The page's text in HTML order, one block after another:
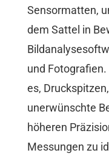
Sensormatten,
dem Sattel in
und
es,
unerwünschte
höheren
Messungen zu